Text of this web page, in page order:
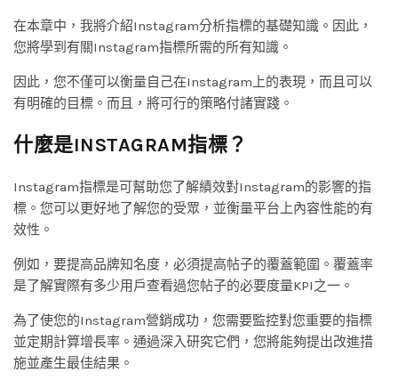
在本章中，我將介紹Instagram分析指標的基礎知識。因此，
您將學到有關Instagram指標所需的所有知識。
因此，您不僅可以衡量自己在Instagram上的表現，而且可以
有明確的目標。而且，將可行的策略付諸實踐。
什麼是INSTAGRAM指標？
Instagram指標是可幫助您了解績效對Instagram的影響的指
標。您可以更好地了解您的受眾，並衡量平台上內容性能的有
效性。
例如，要提高品牌知名度，必須提高帖子的覆蓋範圍。覆蓋率
是了解實際有多少用戶查看過您帖子的必要度量KPI之一。
為了使您的Instagram營銷成功，您需要監控對您重要的指標
並定期計算增長率。通過深入研究它們，您將能夠提出改進措
施並產生最佳結果。